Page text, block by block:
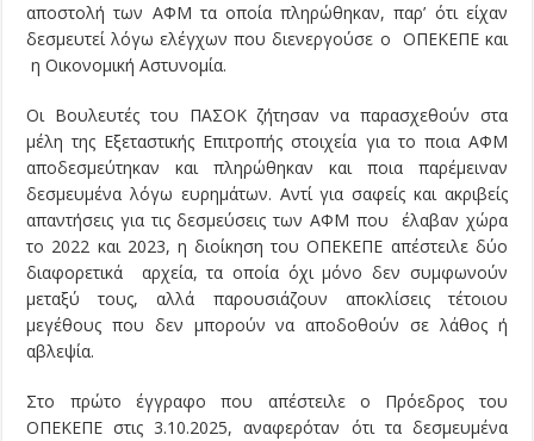
αποστολή των ΑΦΜ τα οποία πληρώθηκαν, παρ’ ότι είχαν
δεσμευτεί λόγω ελέγχων που διενεργούσε ο ΟΠΕΚΕΠΕ και
η Οικονομική Αστυνομία.
Οι Βουλευτές του ΠΑΣΟΚ ζήτησαν να παρασχεθούν στα
μέλη της Εξεταστικής Επιτροπής στοιχεία για το ποια ΑΦΜ
αποδεσμεύτηκαν και πληρώθηκαν και ποια παρέμειναν
δεσμευμένα λόγω ευρημάτων. Αντί για σαφείς και ακριβείς
απαντήσεις για τις δεσμεύσεις των ΑΦΜ που έλαβαν χώρα
το 2022 και 2023, η διοίκηση του ΟΠΕΚΕΠΕ απέστειλε δύο
διαφορετικά αρχεία, τα οποία όχι μόνο δεν συμφωνούν
μεταξύ τους, αλλά παρουσιάζουν αποκλίσεις τέτοιου
μεγέθους που δεν μπορούν να αποδοθούν σε λάθος ή
αβλεψία.
Στο πρώτο έγγραφο που απέστειλε ο Πρόεδρος του
ΟΠΕΚΕΠΕ στις 3.10.2025, αναφερόταν ότι τα δεσμευμένα